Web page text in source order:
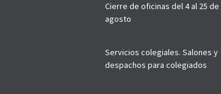
Cierre de oficinas del 4 al 25 de
agosto
Servicios colegiales. Salones y
despachos para colegiados